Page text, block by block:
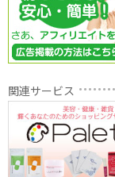
関連サービス